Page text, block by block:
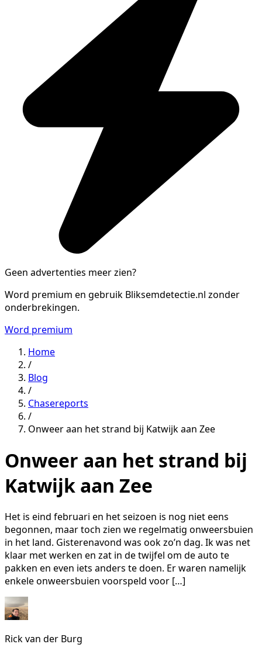
Geen advertenties meer zien?
Word premium en gebruik Bliksemdetectie.nl zonder
onderbrekingen.
Word premium
Home
/
Blog
/
Chasereports
/
Onweer aan het strand bij Katwijk aan Zee
Onweer aan het strand bij
Katwijk aan Zee
Het is eind februari en het seizoen is nog niet eens
begonnen, maar toch zien we regelmatig onweersbuien
in het land. Gisterenavond was ook zo’n dag. Ik was net
klaar met werken en zat in de twijfel om de auto te
pakken en even iets anders te doen. Er waren namelijk
enkele onweersbuien voorspeld voor […]
Rick van der Burg